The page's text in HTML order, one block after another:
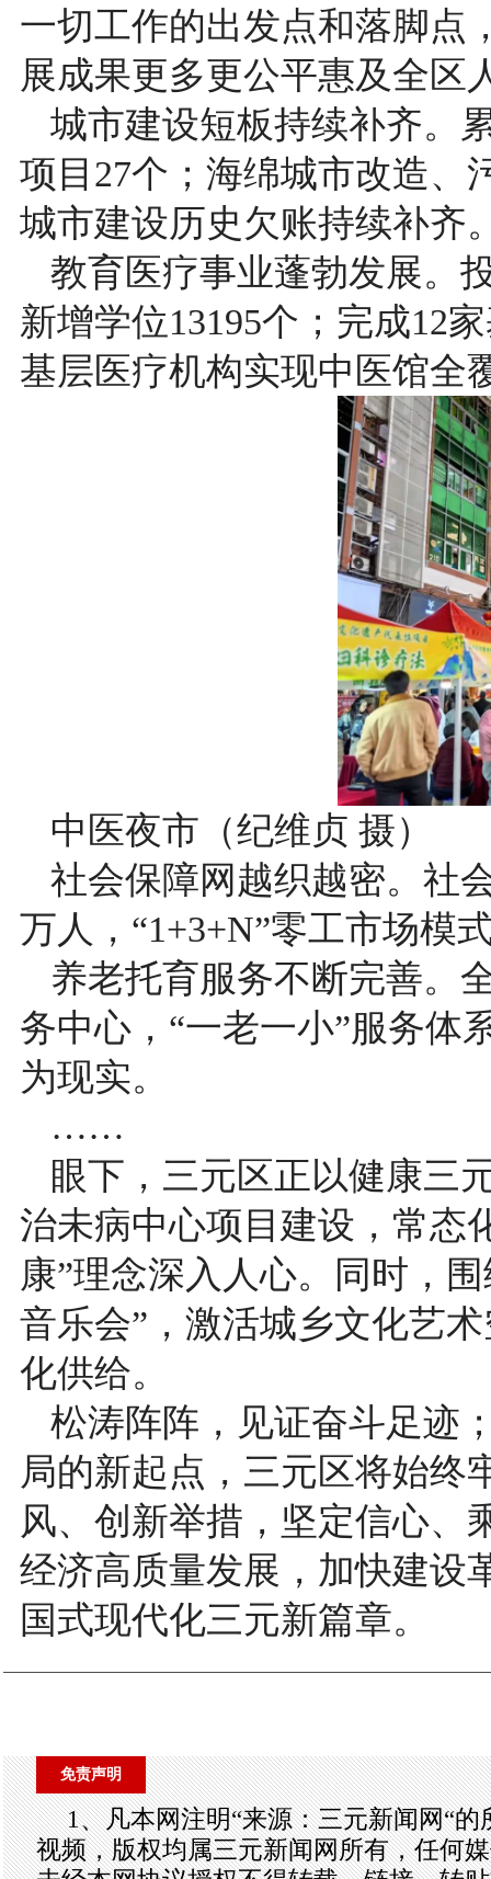
一切工作的出发点和落脚点
展成果更多更公平惠及全
城市建设短板持续补齐。
项目27个；海绵城市改造、
城市建设历史欠账持续补齐
教育医疗事业蓬勃发展。
新增学位13195个；完成12
基层医疗机构实现中医馆全
中医夜市（纪维贞 摄）
社会保障网越织越密。社
万人，“1+3+N”零工市场模
养老托育服务不断完善。
务中心，“一老一小”服务体
为现实。
……
眼下，三元区正以健康三
治未病中心项目建设，常态
康”理念深入人心。同时，
音乐会”，激活城乡文化艺
化供给。
松涛阵阵，见证奋斗足迹
局的新起点，三元区将始终
风、创新举措，坚定信心、
经济高质量发展，加快建设
国式现代化三元新篇章。
免责声明
1、凡本网注明“来源：三元新闻网“
视频，版权均属三元新闻网所有，任何